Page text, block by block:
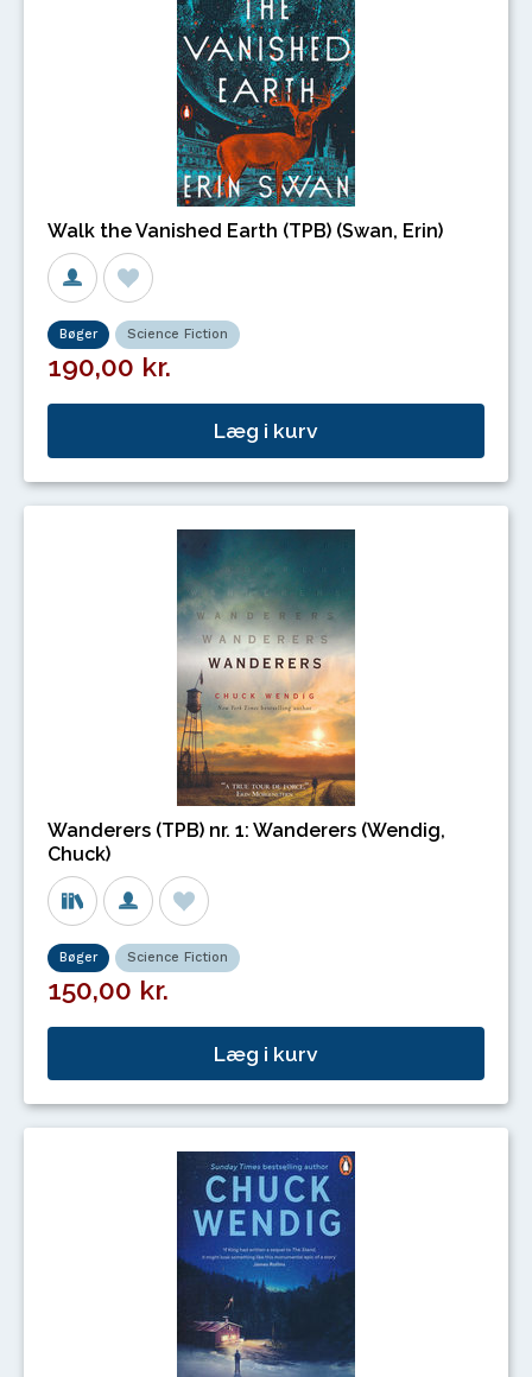
Walk the Vanished Earth (TPB) (Swan, Erin)
Bøger Science Fiction
190,00 kr.
Læg i kurv
Wanderers (TPB) nr. 1: Wanderers (Wendig,
Chuck)
Bøger Science Fiction
150,00 kr.
Læg i kurv